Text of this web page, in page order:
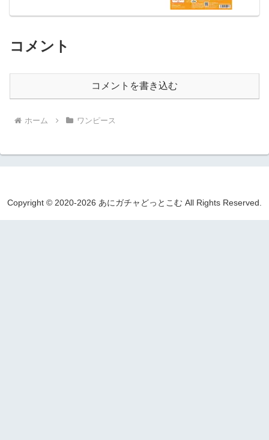
コメント
コメントを書き込む
ホーム ワンピース
Copyright © 2020-2026 あにガチャどっとこむ All Rights Reserved.